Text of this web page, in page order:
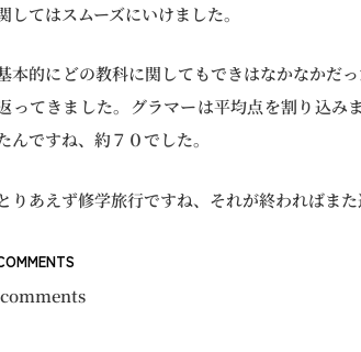
してはスムーズにいけました。
本的にどの教科に関してもできはなかなかだ
ってきました。グラマーは平均点を割り込み
んですね、約７０でした。
とりあえず修学旅行ですね、それが終わればま
comments